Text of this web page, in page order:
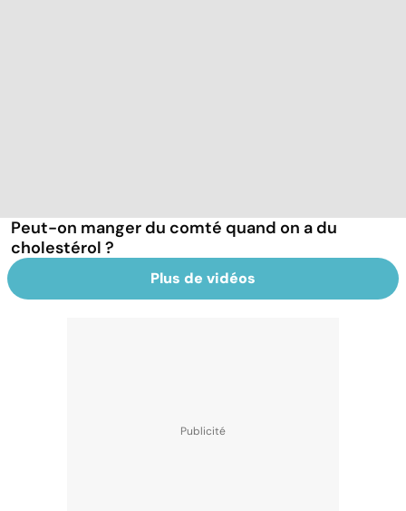
Peut-on manger du comté quand on a du
cholestérol ?
Plus de vidéos